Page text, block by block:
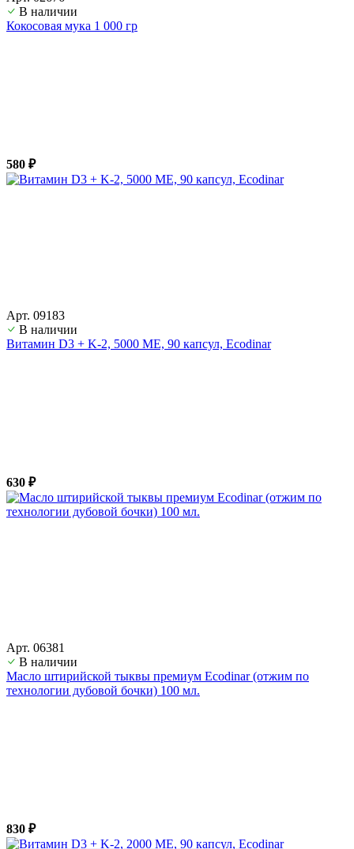
В наличии
Кокосовая мука 1 000 гр
580 ₽
Арт. 09183
В наличии
Витамин D3 + K-2, 5000 ME, 90 капсул, Ecodinar
630 ₽
Арт. 06381
В наличии
Масло штирийской тыквы премиум Ecodinar (отжим по
технологии дубовой бочки) 100 мл.
830 ₽